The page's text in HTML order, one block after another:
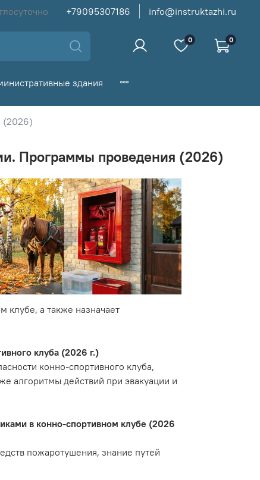
+79095307186 info@instruktazhi.ru
0 0
здания
(2026)
Программы проведения (2026)
клубе, а также назначает
клуба (2026 г.)
конно-спортивного клуба,
алгоритмы действий при эвакуации и
в конно-спортивном клубе (2026
пожаротушения, знание путей